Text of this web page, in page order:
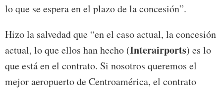
lo que se espera en el plazo de la concesión”.
Hizo la salvedad que “en el caso actual, la concesión
actual, lo que ellos han hecho (Interairports) es lo
que está en el contrato. Si nosotros queremos el
mejor aeropuerto de Centroamérica, el contrato